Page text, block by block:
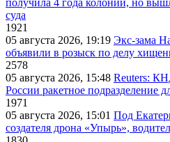
получила 4 года колонии, но
суда
1921
05 августа 2026, 19:19 Экс-зама
объявили в розыск по делу
2578
05 августа 2026, 15:48 Reuters:
России ракетное подразделение
1971
05 августа 2026, 15:01 Под
создателя дрона «Упырь»,